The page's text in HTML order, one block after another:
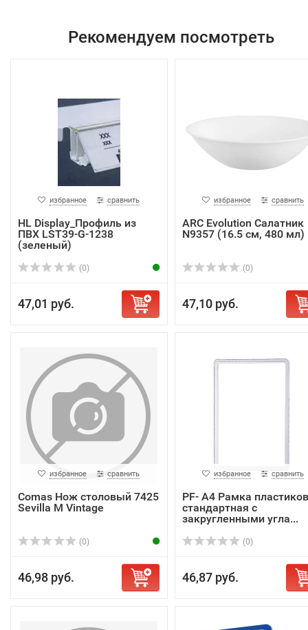
Рекомендуем посмотреть
избранное сравнить
HL Display_Профиль из
ПВХ LST39-G-1238
(зеленый)
(0)
47,01 руб.
избранное сравнить
ARC Evolution Салатник
N9357 (16.5 см, 480 мл)
(0)
47,10 руб.
избранное сравнить
Comas Нож столовый 7425
Sevilla M Vintage
(0)
46,98 руб.
избранное сравнить
PF- A4 Рамка
стандартная с
закругленными угла...
(0)
46,87 руб.